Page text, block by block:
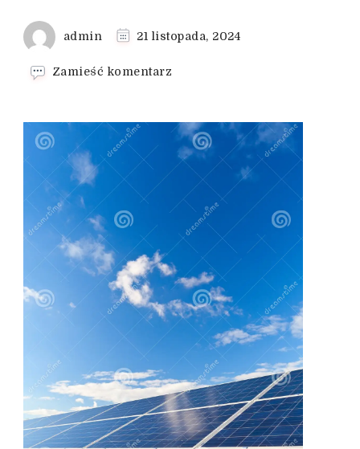
admin 21 listopada, 2024
Zamieść komentarz
Instalacja
Paneli
Fotowoltaicznych
Dobry
Wybór?